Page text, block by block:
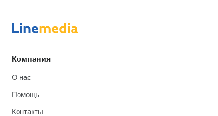
Компания
О нас
Помощь
Контакты